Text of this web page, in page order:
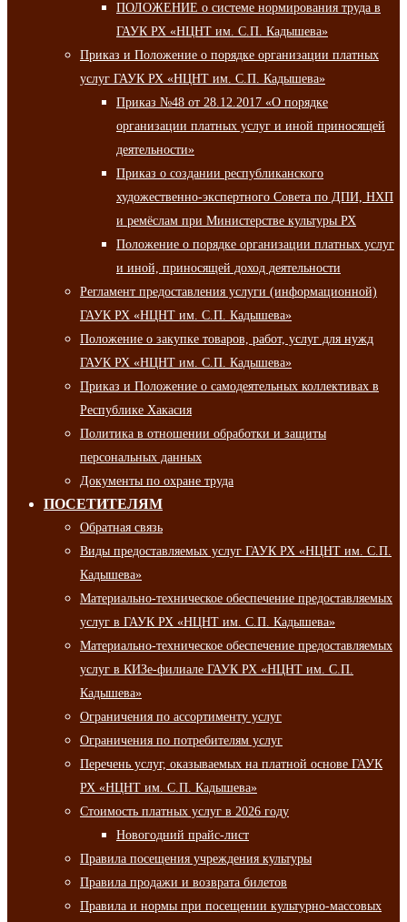
ПОЛОЖЕНИЕ о системе нормирования труда в
ГАУК РХ «НЦНТ им. С.П. Кадышева»
Приказ и Положение о порядке организации платных
услуг ГАУК РХ «НЦНТ им. С.П. Кадышева»
Приказ №48 от 28.12.2017 «О порядке
организации платных услуг и иной приносящей
деятельности»
Приказ о создании республиканского
художественно-экспертного Совета по ДПИ, НХП
и ремёслам при Министерстве культуры РХ
Положение о порядке организации платных услуг
и иной, приносящей доход деятельности
Регламент предоставления услуги (информационной)
ГАУК РХ «НЦНТ им. С.П. Кадышева»
Положение о закупке товаров, работ, услуг для нужд
ГАУК РХ «НЦНТ им. С.П. Кадышева»
Приказ и Положение о самодеятельных коллективах в
Республике Хакасия
Политика в отношении обработки и защиты
персональных данных
Документы по охране труда
ПОСЕТИТЕЛЯМ
Обратная связь
Виды предоставляемых услуг ГАУК РХ «НЦНТ им. С.П.
Кадышева»
Материально-техническое обеспечение предоставляемых
услуг в ГАУК РХ «НЦНТ им. С.П. Кадышева»
Материально-техническое обеспечение предоставляемых
услуг в КИЗе-филиале ГАУК РХ «НЦНТ им. С.П.
Кадышева»
Ограничения по ассортименту услуг
Ограничения по потребителям услуг
Перечень услуг, оказываемых на платной основе ГАУК
РХ «НЦНТ им. С.П. Кадышева»
Стоимость платных услуг в 2026 году
Новогодний прайс-лист
Правила посещения учреждения культуры
Правила продажи и возврата билетов
Правила и нормы при посещении культурно-массовых